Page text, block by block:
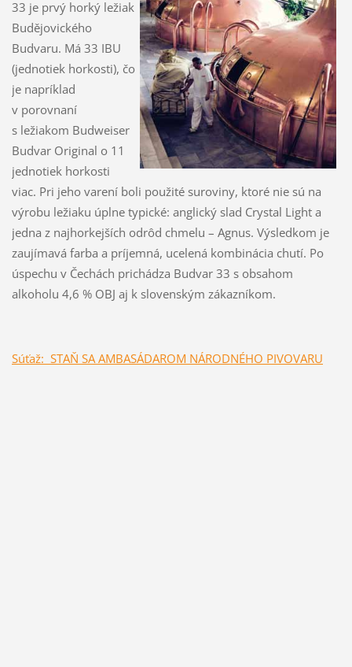
33 je prvý horký ležiak
Budějovického
Budvaru. Má 33 IBU
(jednotiek horkosti), čo
je napríklad
v porovnaní
s ležiakom Budweiser
Budvar Original o 11
jednotiek horkosti
viac. Pri jeho varení boli použité suroviny, ktoré nie sú na
výrobu ležiaku úplne typické: anglický slad Crystal Light a
jedna z najhorkejších odrôd chmelu – Agnus. Výsledkom je
zaujímavá farba a príjemná, ucelená kombinácia chutí. Po
úspechu v Čechách prichádza Budvar 33 s obsahom
alkoholu 4,6 % OBJ aj k slovenským zákazníkom.
Súťaž: STAŇ SA AMBASÁDAROM NÁRODNÉHO PIVOVARU